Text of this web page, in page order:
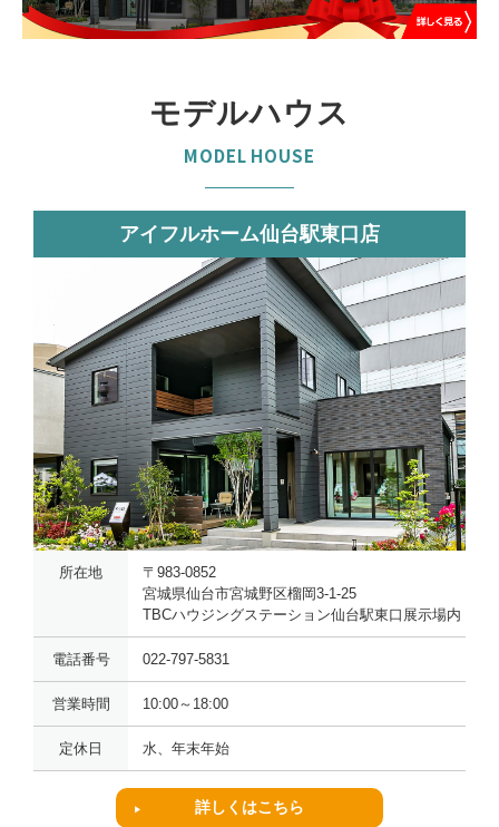
モデルハウス
MODEL HOUSE
アイフルホーム仙台駅東口店
所在地
〒983-0852
宮城県仙台市宮城野区榴岡3-1-25
TBCハウジングステーション仙台駅東口展示場内
電話番号 022-797-5831
営業時間 10:00～18:00
定休日 水、年末年始
詳しくはこちら